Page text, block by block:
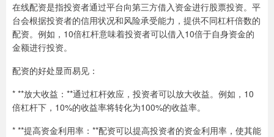
在线配资是指投资者通过平台向第三方借入资金进行股票投资。平
台会根据投资者的信用状况和风险承受能力，提供不同杠杆倍数的
配资。例如，10倍杠杆意味着投资者可以借入10倍于自身资金的
金额进行投资。
配资的好处显而易见：
* **放大收益：**通过杠杆效应，投资者可以放大收益。例如，10
倍杠杆下，10%的收益率将转化为100%的收益率。
* **提高资金利用率：**配资可以提高投资者的资金利用率，使其能